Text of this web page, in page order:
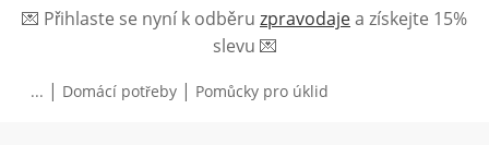
💌 Přihlaste se nyní k odběru zpravodajea získejte 15%
slevu 💌
... | Domácí potřeby | Pomůcky pro úklid